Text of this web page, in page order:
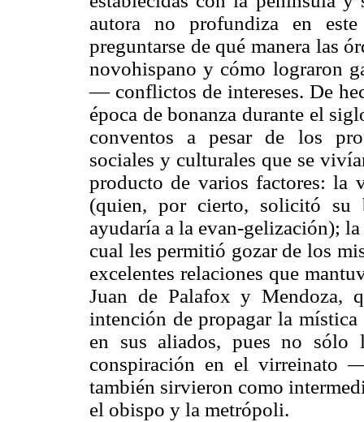
autora no profundiza en
preguntarse de qué manera las
novohispano y cómo lograron
— conflictos de intereses. De
época de bonanza durante el
conventos a pesar de los
sociales y culturales que se
producto de varios factores: la
(quien, por cierto, solicitó su
ayudaría a la evan-gelización);
cual les permitió gozar de los
excelentes relaciones que
Juan de Palafox y Mendoza,
intención de propagar la
en sus aliados, pues no
conspiración en el virreinato
también sirvieron como
el obispo y la metrópoli.